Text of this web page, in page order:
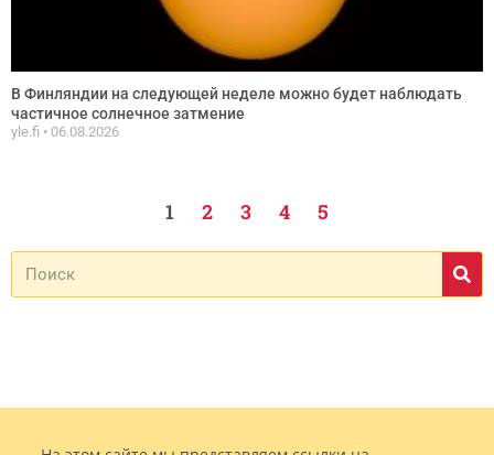
В Финляндии на следующей неделе можно будет наблюдать
частичное солнечное затмение
yle.fi 06.08.2026
1 2 3 4 5